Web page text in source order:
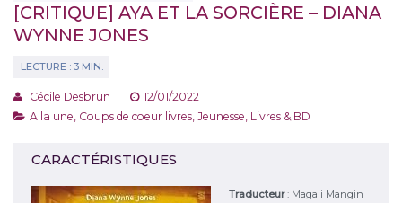
[CRITIQUE] AYA ET LA SORCIÈRE – DIANA
WYNNE JONES
Cécile Desbrun
12/01/2022
A la une Coups de coeur livres Jeunesse Livres & BD
CARACTÉRISTIQUES
Traducteur: Magali Mangin